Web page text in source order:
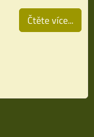
Čtěte více...